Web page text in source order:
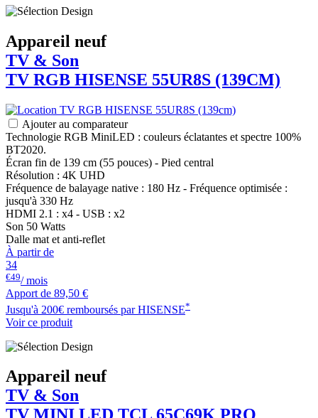
Appareil neuf
TV & Son
TV RGB HISENSE 55UR8S (139CM)
Ajouter au comparateur
Technologie RGB MiniLED : couleurs éclatantes et spectre 100%
BT2020.
Écran fin de 139 cm (55 pouces) - Pied central
Résolution : 4K UHD
Fréquence de balayage native : 180 Hz - Fréquence optimisée :
jusqu'à 330 Hz
HDMI 2.1 : x4 - USB : x2
Son 50 Watts
Dalle mat et anti-reflet
À partir de
34
€49/ mois
Apport de 89,50 €
Jusqu'à 200€ remboursés par HISENSE*
Voir ce produit
Appareil neuf
TV & Son